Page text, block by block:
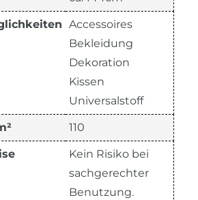
Accessoires
Bekleidung
Dekoration
Kissen
Universalstoff
110
Kein Risiko bei
sachgerechter
Benutzung.